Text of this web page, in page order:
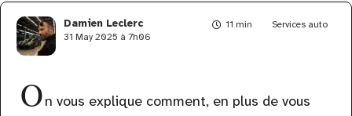
11 min Services auto
Damien Leclerc
31 May 2025 à 7h06
On vous explique comment, en plus de vous